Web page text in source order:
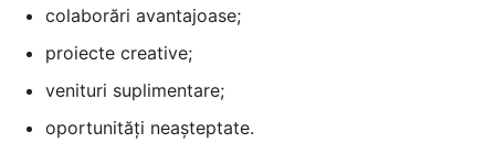
colaborări avantajoase;
proiecte creative;
venituri suplimentare;
oportunități neașteptate.